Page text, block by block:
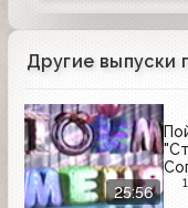
Другие выпуски
25:56